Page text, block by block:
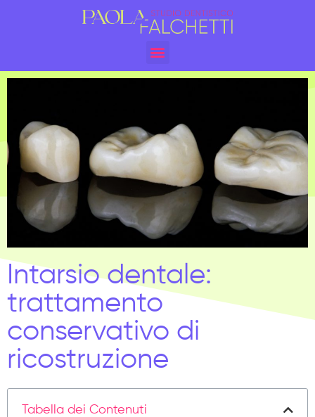
Intarsio dentale:
trattamento
conservativo di
ricostruzione
Tabella dei Contenuti